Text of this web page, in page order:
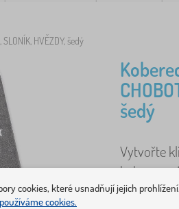
HVĚZDY, šedý
šedý
Vytvořte
kobercem
sloník
cookies, které usnadňují jejich prohlížení.
cookies.